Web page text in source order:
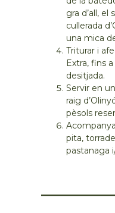
gra d’all, el
cullerada
una mica
Triturar i
Extra, fins
desitjada.
Servir en
raig
pèsols
pita,
pastanaga